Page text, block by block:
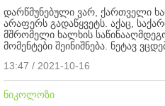
დარწმუნებული ვარ, ქართველი
არაფერს გადაწყვეტს. აქაც,
მშრომელი ხალხის
მომენტები შეინიშნება. ნეტავ
13:47 / 2021-10-16
ნიკოლოზი